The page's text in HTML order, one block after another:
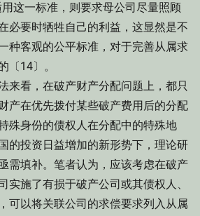
这一标准，则要求母公司尽量照顾
必要时牺牲自己的利益，这显然是不
种客观的公平标准，对于完善从属求
〔14〕。
来看，在破产财产分配问题上，都只
产在优先拨付某些破产费用后的分配
殊身份的债权人在分配中的特殊地
的投资日益增加的新形势下，理论研
需填补。笔者认为，应该考虑在破产
实施了有损于破产公司或其债权人、
可以将关联公司的求偿要求列入从属